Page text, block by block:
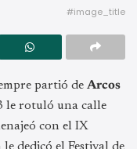
#image_title
partió de Arcos
le rotuló una calle
con el IX
dedicó el Festival de